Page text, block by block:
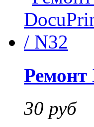
Ремонт
30 руб